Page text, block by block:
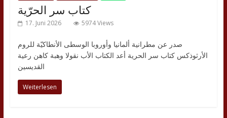
كتاب سر الحرّية
17. Juni 2026 5974 Views
صدر عن مطرانية ألمانيا وأوروبا الوسطى الأنطاكيّة للروم
الأرثوذكس كتاب سر الحرية أعد الكتاب الأب نقولا وهبة كاهن رعية
القديسين
Weiterlesen